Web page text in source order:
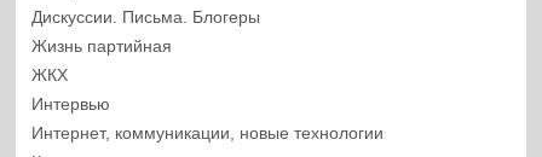
Дискуссии. Письма. Блогеры
Жизнь партийная
ЖКХ
Интервью
Интернет, коммуникации, новые технологии